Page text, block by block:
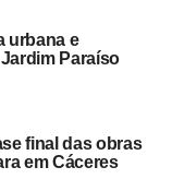
urbana e
Paraíso
final das obras
em Cáceres